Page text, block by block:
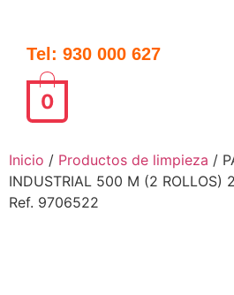
Tel: 930 000 627
0
Inicio / Productos de limpieza /
INDUSTRIAL 500 M (2 ROLLOS)
Ref. 9706522